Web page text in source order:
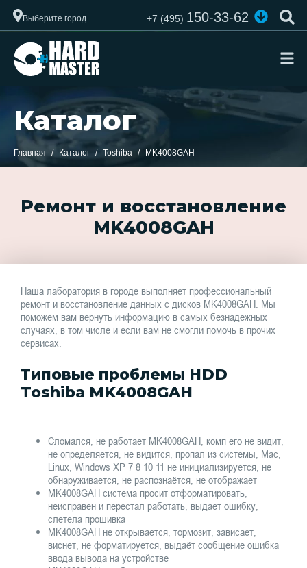
Выберите город +7 (495)150-33-62
Каталог
Главная Каталог Toshiba MK4008GAH
Ремонт и восстановление
MK4008GAH
Наша лаборатория в городе выполняет профессиональный
ремонт и восстановление данных с дисков MK4008GAH. Мы
поможем вам вернуть информацию в самых безнадёжных
случаях, в том числе и если вам не смогли помочь в прочих
сервисах.
Типовые проблемы HDD
Toshiba MK4008GAH
Сломался, не работает MK4008GAH, комп его не видит,
не определяется, не видится, пропал из системы, Mac,
Linux, Windows XP 7 8 10 11 не инициализируется, не
обнаруживается, не распознаётся, не отображает
MK4008GAH система просит отформатировать,
неисправен и перестал работать, выдает ошибку,
слетела прошивка
MK4008GAH не открывается, тормозит, зависает,
виснет, не форматируется, выдаёт сообщение ошибка
ввода вывода на устройстве